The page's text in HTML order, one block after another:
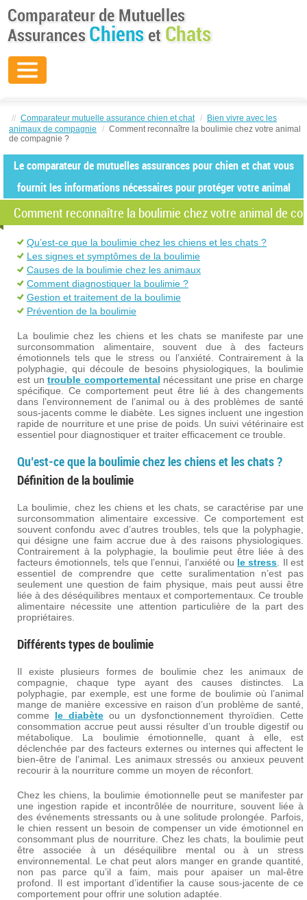
// Comparateur mutuelle assurance chien et chat /
Bien vivre avec les
animaux de compagnie
/ Comment reconnaître la boulimie chez votre animal
de compagnie ?
Le comparateur de mutuelles assurances pour chien et chat vous
fournit les informations nécessaires pour protéger votre animal
Comment reconnaître la boulimie chez votre animal de
Qu’est-ce que la boulimie chez les chiens et les chats ?
Les signes et symptômes de la boulimie
Causes de la boulimie chez les animaux
Comment diagnostiquer la boulimie ?
Gestion et traitement de la boulimie
Prévention de la boulimie
La boulimie chez les chiens et les chats se manifeste par une
surconsommation alimentaire, souvent due à des facteurs
émotionnels tels que le stress ou l’anxiété. Contrairement à la
polyphagie, qui découle de besoins physiologiques, la boulimie
est un trouble comportemental nécessitant une prise en charge
spécifique. Ce comportement peut être lié à des changements
dans l’environnement de l’animal ou à des problèmes de santé
sous-jacents comme le diabète. Les signes incluent une ingestion
rapide de nourriture et une prise de poids. Un suivi vétérinaire est
essentiel pour diagnostiquer et traiter efficacement ce trouble.
Qu’est-ce que la boulimie chez les chiens et les chats ?
Définition de la boulimie
La boulimie, chez les chiens et les chats, se caractérise par une
surconsommation alimentaire excessive. Ce comportement est
souvent confondu avec d’autres troubles, tels que la polyphagie,
qui désigne une faim accrue due à des raisons physiologiques.
Contrairement à la polyphagie, la boulimie peut être liée à des
facteurs émotionnels, tels que l’ennui, l’anxiété ou le stress . Il est
essentiel de comprendre que cette suralimentation n’est pas
seulement une question de faim physique, mais peut aussi être
liée à des déséquilibres mentaux et comportementaux. Ce trouble
alimentaire nécessite une attention particulière de la part des
propriétaires.
Différents types de boulimie
Il existe plusieurs formes de boulimie chez les animaux de
compagnie, chaque type ayant des causes distinctes. La
polyphagie, par exemple, est une forme de boulimie où l’animal
mange de manière excessive en raison d’un problème de santé,
comme le diabèteou un dysfonctionnement thyroïdien. Cette
consommation accrue peut aussi résulter d’un trouble digestif ou
métabolique. La boulimie émotionnelle, quant à elle, est
déclenchée par des facteurs externes ou internes qui affectent le
bien-être de l’animal. Les animaux stressés ou anxieux peuvent
recourir à la nourriture comme un moyen de réconfort.
Chez les chiens, la boulimie émotionnelle peut se manifester par
une ingestion rapide et incontrôlée de nourriture, souvent liée à
des événements stressants ou à une solitude prolongée. Parfois,
le chien ressent un besoin de compenser un vide émotionnel en
consommant plus de nourriture. Chez les chats, la boulimie peut
être associée à un déséquilibre mental ou à un stress
environnemental. Le chat peut alors manger en grande quantité,
non pas parce qu’il a faim, mais pour apaiser un mal-être
profond. Il est important d’identifier la cause sous-jacente de ce
comportement pour offrir une solution adaptée.